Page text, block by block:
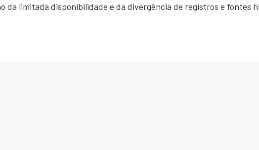
da limitada disponibilidade e da divergência de registros e fontes